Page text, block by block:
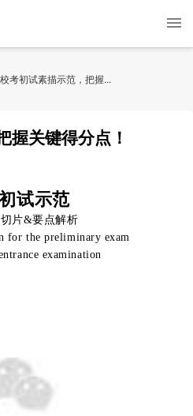
校考初试素描示范，把握...
握关键得分点！
试示范
片&要点解析
for the preliminary exam
examination